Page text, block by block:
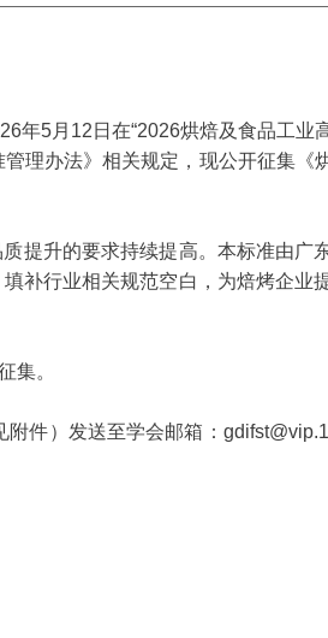
年5月12日在“2026烘焙及食品工业
理办法》相关规定，现公开征集《
提升的要求持续提高。本标准由广
补行业相关规范空白，为焙烤企业
集。
件）发送至学会邮箱：